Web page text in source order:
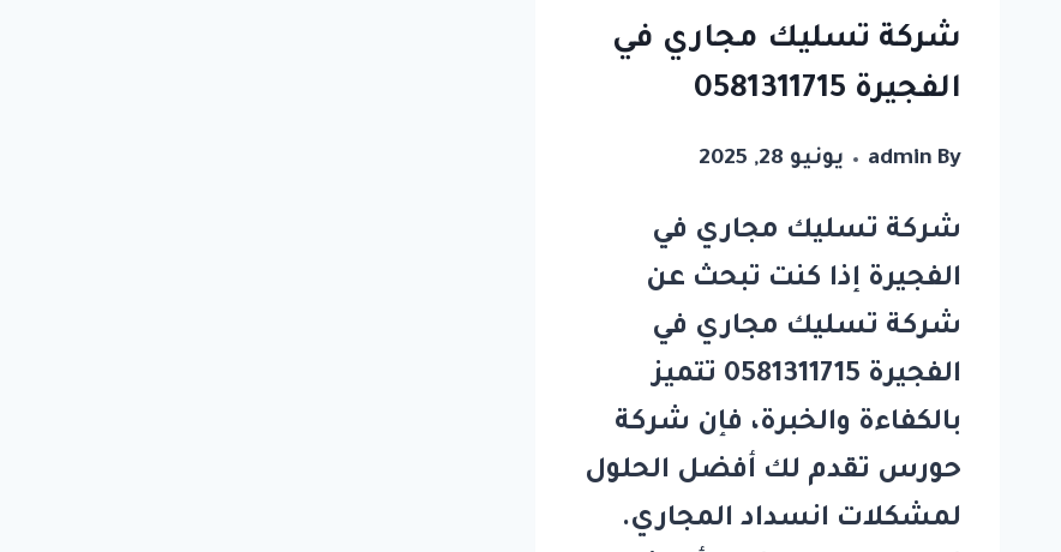
شركة تسليك مجاري في
الفجيرة 0581311715
By
admin يونيو 28, 2025
شركة تسليك مجاري في
الفجيرة إذا كنت تبحث عن
شركة تسليك مجاري في
الفجيرة 0581311715 تتميز
بالكفاءة والخبرة، فإن شركة
حورس تقدم لك أفضل الحلول
لمشكلات انسداد المجاري.